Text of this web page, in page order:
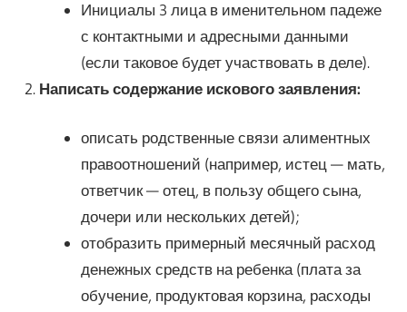
Инициалы 3 лица в именительном падеже
с контактными и адресными данными
(если таковое будет участвовать в деле).
Написать содержание искового заявления:
описать родственные связи алиментных
правоотношений (например, истец — мать,
ответчик — отец, в пользу общего сына,
дочери или нескольких детей);
отобразить примерный месячный расход
денежных средств на ребенка (плата за
обучение, продуктовая корзина, расходы